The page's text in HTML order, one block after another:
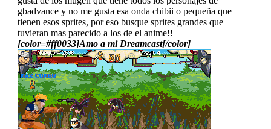
gbadvance y no me gusta esa onda chibii o pequeña que
tienen esos sprites, por eso busque sprites grandes que
tuvieran mas parecido a los de el anime!!
[color=#ff0033]Amo a mi Dreamcast[/color]